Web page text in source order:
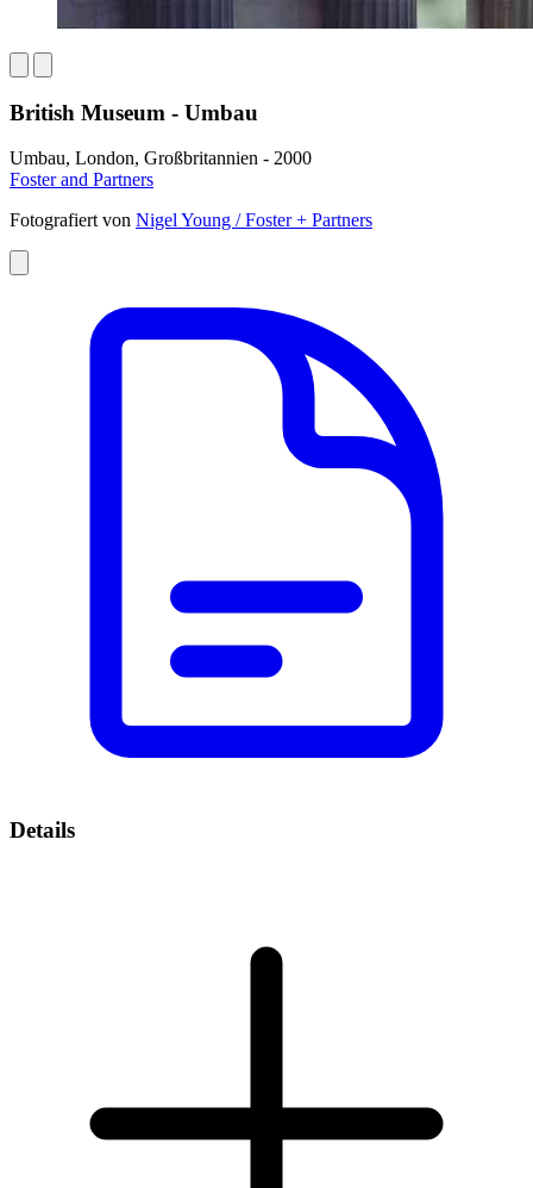
British Museum - Umbau
Umbau, London, Großbritannien - 2000
Foster and Partners
Fotografiert von Nigel Young / Foster + Partners
Details